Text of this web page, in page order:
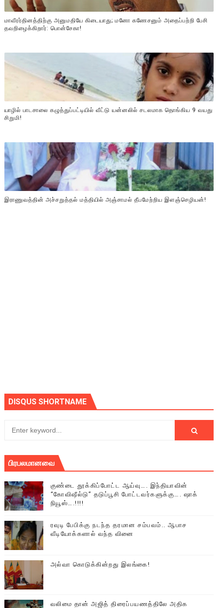
மாவீரர்தினத்திற்கு அனுமதியே கிடையாது; மனோ கணேசனும் அதைப்பற்றி பேசி
தவறிழைக்கிறார்: பொன்சேகா!
யாழில் பாடசாலை கழுத்துப்பட்டியில் வீட்டு யன்னலில் சடலமாக தொங்கிய 9 வயது
சிறுமி!
இராணுவத்தின் அச்சறுத்தல் மத்தியில் அஞ்சாமல் தீபமேற்றிய இளஞ்செழியன்!
DISQUS SHORTNAME
பிரபலமானவை
குண்டை தூக்கிப்போட்ட ஆய்வு…. இந்தியாவின்
“கோவிஷீல்டு” தடுப்பூசி போட்டவர்களுக்கு…. ஷாக்
நியூஸ்….!!!!
ரவுடி பேபிக்கு நடந்த தரமான சம்பவம்.. ஆபாச
வீடியோக்களால் வந்த வினை
அல்வா கொடுக்கின்றது இலங்கை!
வலிமை தான் அஜித் திரைப்பயணத்திலே அதிக